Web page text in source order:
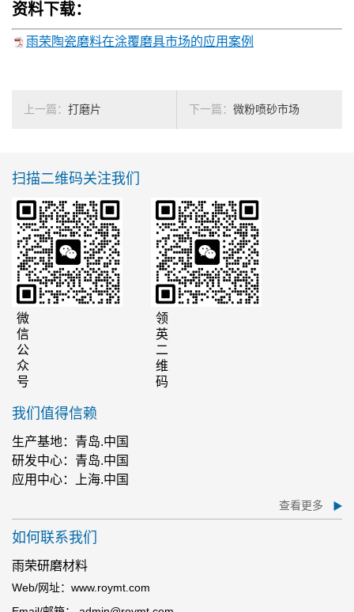
资料下载：
雨荣陶瓷磨料在涂覆磨具市场的应用案例
上一篇： 打磨片 下一篇： 微粉喷砂市场
扫描二维码关注我们
微信公众号 领英二维码
我们值得信赖
生产基地：青岛.中国
研发中心：青岛.中国
应用中心：上海.中国
查看更多
如何联系我们
雨荣研磨材料
Web/网址：www.roymt.com